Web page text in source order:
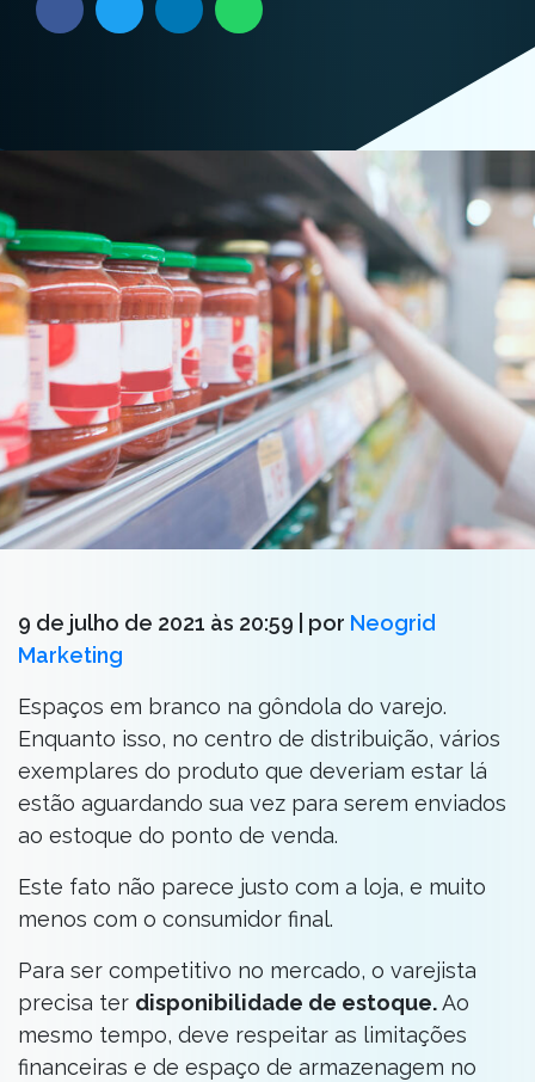
9 de julho de 2021 às 20:59 | por Neogrid
Marketing
Espaços em branco na gôndola do varejo.
Enquanto isso, no centro de distribuição, vários
exemplares do produto que deveriam estar lá
estão aguardando sua vez para serem enviados
ao estoque do ponto de venda.
Este fato não parece justo com a loja, e muito
menos com o consumidor final.
Para ser competitivo no mercado, o varejista
precisa ter disponibilidade de estoque.Ao
mesmo tempo, deve respeitar as limitações
financeiras e de espaço de armazenagem no